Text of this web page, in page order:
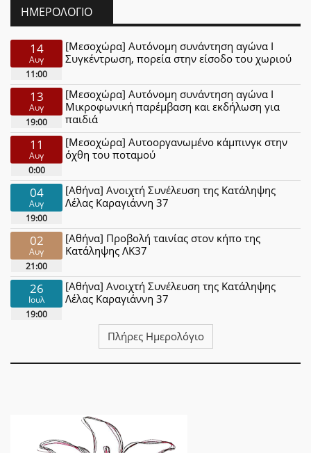
ΗΜΕΡΟΛΌΓΙΟ
14
Αυγ
11:00
[Μεσοχώρα] Αυτόνομη συνάντηση αγώνα Ι
Συγκέντρωση, πορεία στην είσοδο του χωριού
13
Αυγ
19:00
[Μεσοχώρα] Αυτόνομη συνάντηση αγώνα Ι
Μικροφωνική παρέμβαση και εκδήλωση για
παιδιά
11
Αυγ
0:00
[Μεσοχώρα] Αυτοοργανωμένο κάμπινγκ στην
όχθη του ποταμού
04
Αυγ
19:00
[Αθήνα] Ανοιχτή Συνέλευση της Κατάληψης
Λέλας Καραγιάννη 37
02
Αυγ
21:00
[Αθήνα] Προβολή ταινίας στον κήπο της
Κατάληψης ΛΚ37
26
Ιουλ
19:00
[Αθήνα] Ανοιχτή Συνέλευση της Κατάληψης
Λέλας Καραγιάννη 37
Πλήρες Ημερολόγιο